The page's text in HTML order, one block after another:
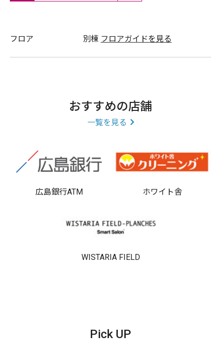
フロア 別棟 フロアガイドを見る
おすすめの店舗
一覧を見る
広島銀行ATM ホワイト舎
WISTARIA FIELD
Pick UP